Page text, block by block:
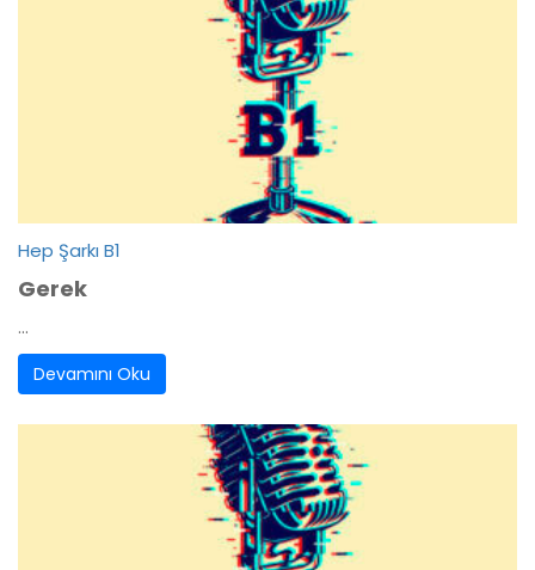
Hep Şarkı B1
Gerek
...
Devamını Oku